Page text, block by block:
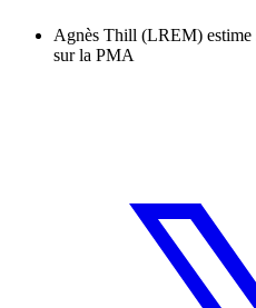
Agnès Thill (LREM) estime
sur la PMA